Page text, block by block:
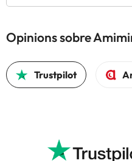
Opinions sobre
Trustpilot